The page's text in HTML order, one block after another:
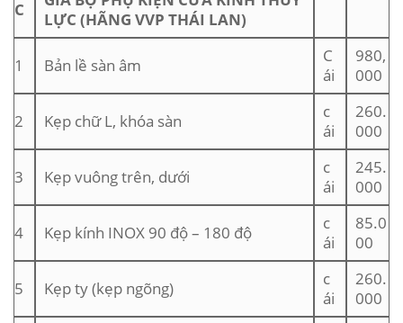
C
LỰC (HÃNG VVP THÁI LAN)
1 Bản lề sàn âm
C
ái
980,
000
2 Kẹp chữ L, khóa sàn
c
ái
260.
000
3 Kẹp vuông trên, dưới
c
ái
245.
000
4 Kẹp kính INOX 90 độ – 180 độ
c
ái
85.0
00
5 Kẹp ty (kẹp ngõng)
c
ái
260.
000